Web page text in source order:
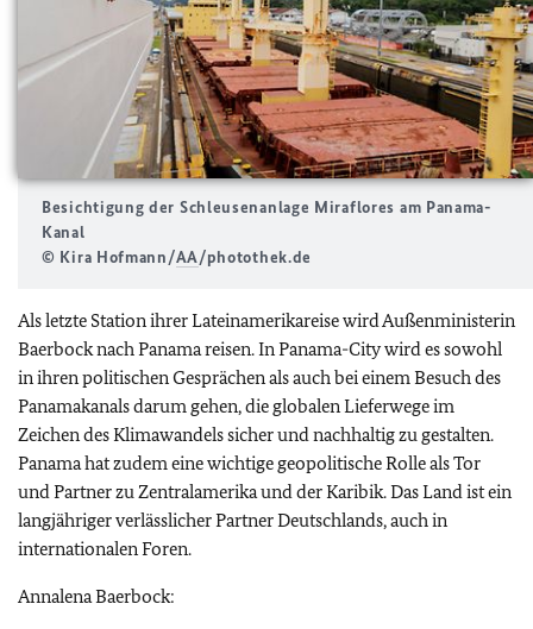
Besichtigung der Schleusenanlage Miraflores am Panama-
Kanal
© Kira Hofmann/AA/photothek.de
Als letzte Station ihrer Lateinamerikareise wird Außenministerin
Baerbock nach Panama reisen. In Panama-City wird es sowohl
in ihren politischen Gesprächen als auch bei einem Besuch des
Panamakanals darum gehen, die globalen Lieferwege im
Zeichen des Klimawandels sicher und nachhaltig zu gestalten.
Panama hat zudem eine wichtige geopolitische Rolle als Tor
und Partner zu Zentralamerika und der Karibik. Das Land ist ein
langjähriger verlässlicher Partner Deutschlands, auch in
internationalen Foren.
Annalena Baerbock: